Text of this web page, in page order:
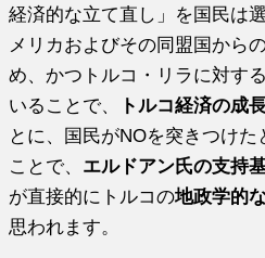
経済的な立て直し」を国民は
メリカおよびその同盟国から
め、かつトルコ・リラに対す
いることで、
トルコ経済の成
とに、国民がNOを突きつけ
ことで、 エルドアン氏の支持
が直接的にトルコの地政学的
思われます。